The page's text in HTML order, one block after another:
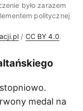
było zarazem
politycznej
/ CC BY 4.0.
medal na